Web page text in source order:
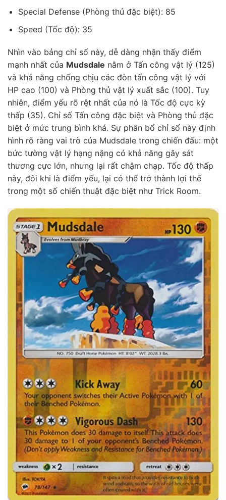
Special Defense (Phòng thủ đặc biệt): 85
Speed (Tốc độ): 35
Nhìn vào bảng chỉ số này, dễ dàng nhận thấy điểm
mạnh nhất của Mudsdale nằm ở Tấn công vật lý (125)
và khả năng chống chịu các đòn tấn công vật lý với
HP cao (100) và Phòng thủ vật lý xuất sắc (100). Tuy
nhiên, điểm yếu rõ rệt nhất của nó là Tốc độ cực kỳ
thấp (35). Chỉ số Tấn công đặc biệt và Phòng thủ đặc
biệt ở mức trung bình khá. Sự phân bổ chỉ số này định
hình rõ ràng vai trò của Mudsdale trong chiến đấu: một
bức tường vật lý hạng nặng có khả năng gây sát
thương cực lớn, nhưng lại rất chậm chạp. Tốc độ thấp
này, đôi khi là điểm yếu, lại có thể trở thành lợi thế
trong một số chiến thuật đặc biệt như Trick Room.